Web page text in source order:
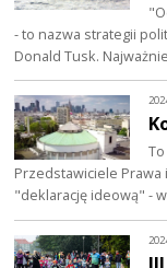
- to nazwa strategii
Donald Tusk.
Przedstawiciele
"deklarację ideową" -